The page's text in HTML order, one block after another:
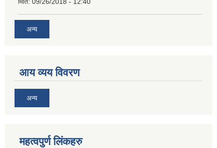
मिति: 09/26/2018 - 12:40
अन्य
आय व्यय विवरण
अन्य
महत्वपुर्ण लिंकहरु